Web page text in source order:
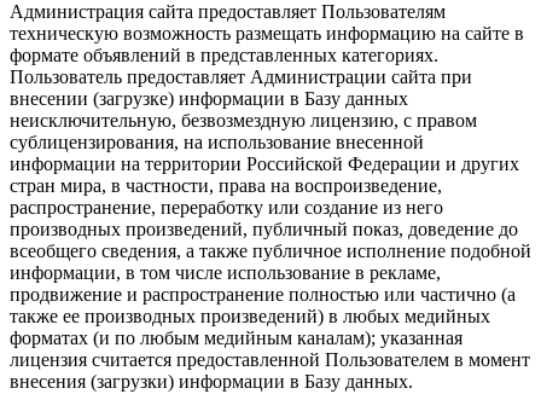
Администрация сайта предоставляет Пользователям
техническую возможность размещать информацию на сайте в
формате объявлений в представленных категориях.
Пользователь предоставляет Администрации сайта при
внесении (загрузке) информации в Базу данных
неисключительную, безвозмездную лицензию, с правом
сублицензирования, на использование внесенной
информации на территории Российской Федерации и других
стран мира, в частности, права на воспроизведение,
распространение, переработку или создание из него
производных произведений, публичный показ, доведение до
всеобщего сведения, а также публичное исполнение подобной
информации, в том числе использование в рекламе,
продвижение и распространение полностью или частично (а
также ее производных произведений) в любых медийных
форматах (и по любым медийным каналам); указанная
лицензия считается предоставленной Пользователем в момент
внесения (загрузки) информации в Базу данных.